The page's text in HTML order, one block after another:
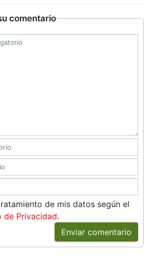
comentario
de mis datos según el
de Privacidad.
Enviar comentario